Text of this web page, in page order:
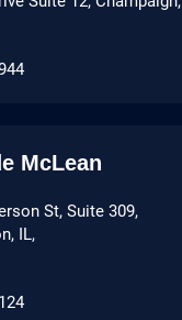
McLean
St, Suite 309,
IL,